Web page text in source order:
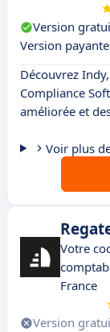
Version
Version
Découvrez
Compliance
améliorée et
Voir plus
Votre
France
Version